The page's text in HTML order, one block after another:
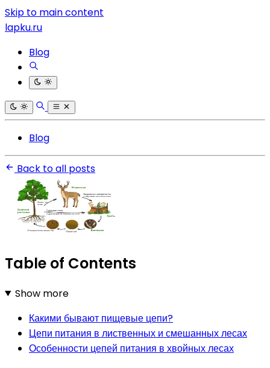
Skip to main content
lapku.ru
Blog
Blog
Back to all posts
Table of Contents
Show more
Какими бывают пищевые цепи?
Цепи питания в лиственных и смешанных лесах
Особенности цепей питания в хвойных лесах